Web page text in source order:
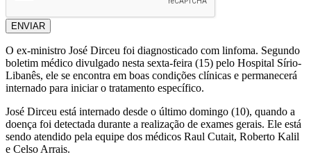
ENVIAR
O ex-ministro José Dirceu foi diagnosticado com linfoma. Segundo
boletim médico divulgado nesta sexta-feira (15) pelo Hospital Sírio-
Libanês, ele se encontra em boas condições clínicas e permanecerá
internado para iniciar o tratamento específico.
José Dirceu está internado desde o último domingo (10), quando a
doença foi detectada durante a realização de exames gerais. Ele está
sendo atendido pela equipe dos médicos Raul Cutait, Roberto Kalil
e Celso Arrais.